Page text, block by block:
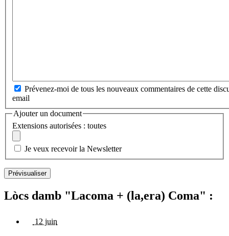
Prévenez-moi de tous les nouveaux commentaires de cette
email
Ajouter un document
Extensions autorisées : toutes
Je veux recevoir la Newsletter
Lòcs damb "Lacoma + (la,era) Coma" :
12 juin